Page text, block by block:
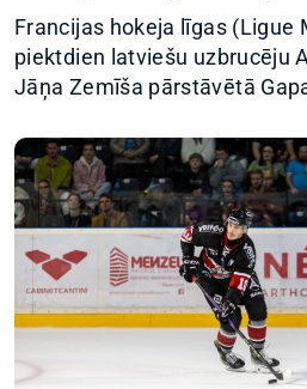
Francijas hokeja līgas (Ligue
piektdien latviešu uzbrucēju
Jāņa Zemīša pārstāvētā